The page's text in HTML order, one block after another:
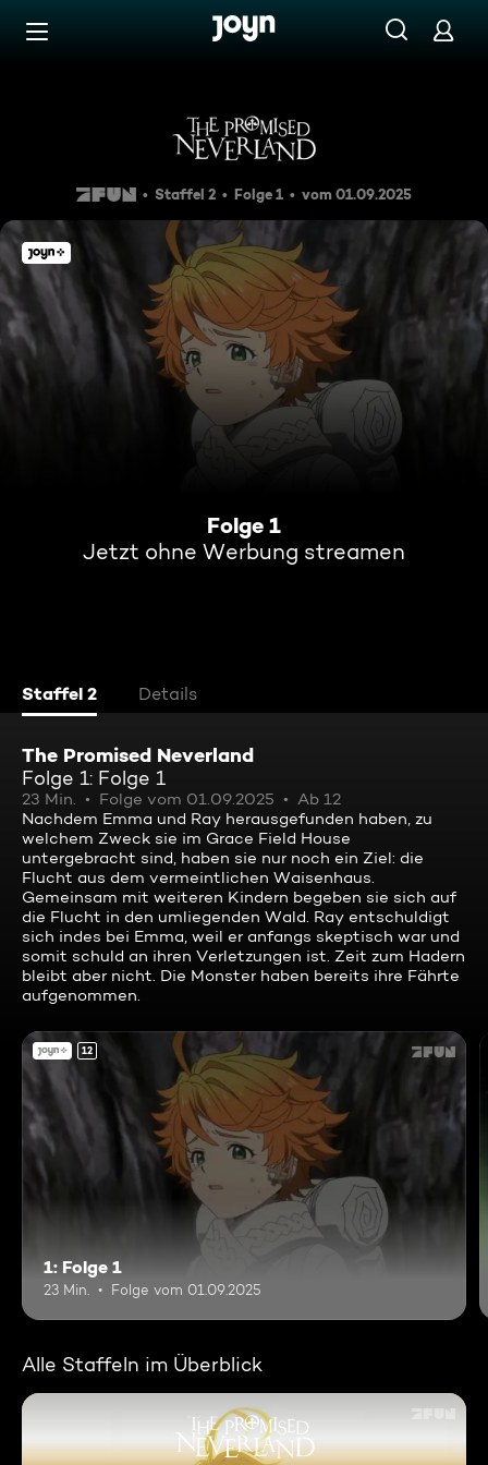
Zum Inhalt springen
Folge 1
Staffel 2 Folge 1 vom 01.09.2025
Folge 1
Jetzt ohne Werbung streamen
Staffel 2 Details
The Promised Neverland
Folge 1: Folge 1
23 Min. Folge vom 01.09.2025
Ab 12
Nachdem Emma und Ray herausgefunden haben, zu
welchem Zweck sie im Grace Field House
untergebracht sind, haben sie nur noch ein Ziel: die
Flucht aus dem vermeintlichen Waisenhaus.
Gemeinsam mit weiteren Kindern begeben sie sich auf
die Flucht in den umliegenden Wald. Ray entschuldigt
sich indes bei Emma, weil er anfangs skeptisch war und
somit schuld an ihren Verletzungen ist. Zeit zum Hadern
bleibt aber nicht. Die Monster haben bereits ihre Fährte
aufgenommen.
12
1: Folge 1
23 Min. Folge vom 01.09.2025
Alle Staffeln im Überblick